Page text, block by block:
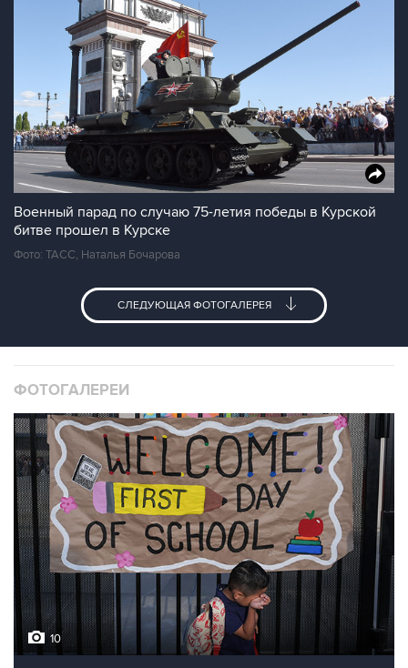
Военный парад по случаю 75-летия победы в Курской
битве прошел в Курске
Фото: ТАСС, Наталья Бочарова
СЛЕДУЮЩАЯ ФОТОГАЛЕРЕЯ
ФОТОГАЛЕРЕИ
10